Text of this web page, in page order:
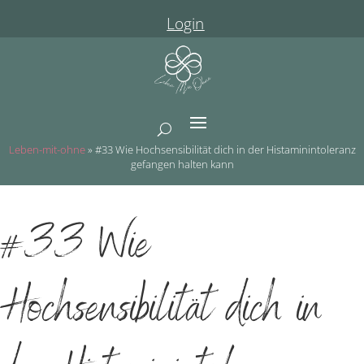
Login
Leben-mit-ohne» #33 Wie Hochsensibilität dich in der Histaminintoleranz
gefangen halten kann
#33 Wie
Hochsensibilität dich in